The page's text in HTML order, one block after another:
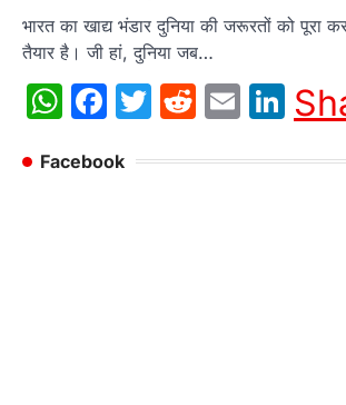
भारत का खाद्य भंडार दुनिया की जरूरतों को पूरा
तैयार है। जी हां, दुनिया जब…
WhatsApp
Facebook
Twitter
Reddit
Email
Facebook